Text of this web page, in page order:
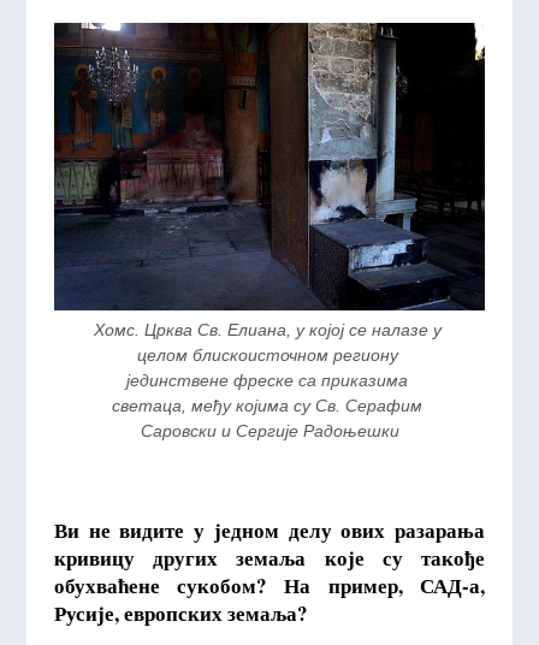
Хомс. Црква Св. Елиана, у којој се налазе у
целом блискоисточном региону
јединствене фреске са приказима
светаца, међу којима су Св. Серафим
Саровски и Сергије Радоњешки
Ви не видите у једном делу ових разарања
кривицу других земаља које су такође
обухваћене сукобом? На пример, САД-а,
Русије, европских земаља?